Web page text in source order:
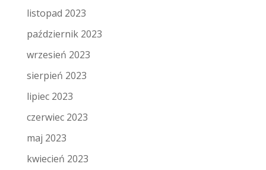
listopad 2023
październik 2023
wrzesień 2023
sierpień 2023
lipiec 2023
czerwiec 2023
maj 2023
kwiecień 2023